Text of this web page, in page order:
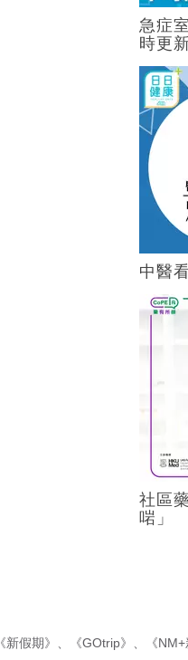
急症
時更
中醫
社區
啱」
《新假期》 、 《GOtrip》 、 《